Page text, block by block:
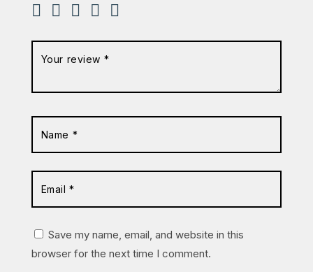
Save my name, email, and website in this
browser for the next time I comment.